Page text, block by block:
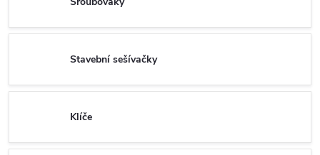
Stavební sešívačky
Klíče